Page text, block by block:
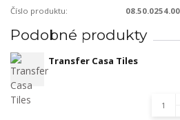
Číslo produktu:
Podobné produkty
Transfer Casa Tiles